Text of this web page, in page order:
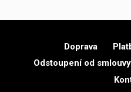
Doprava
Odstoupení od smlouvy